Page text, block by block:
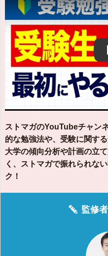
ストマガのYouTubeチャン
的な勉強法や、受験に関す
大学の傾向分析や計画の立
く、ストマガで振れられな
ク！
監修